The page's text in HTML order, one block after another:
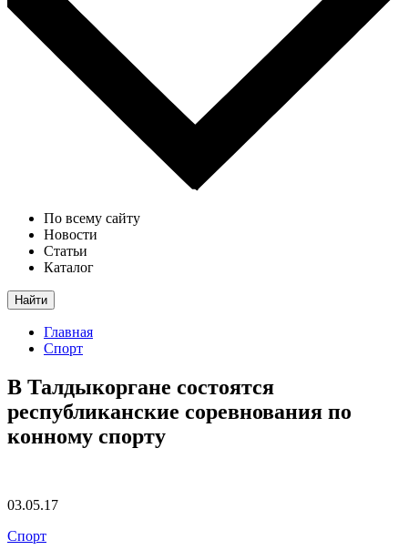
По всему сайту
Новости
Статьи
Каталог
Найти
Главная
Спорт
В Талдыкоргане состоятся
республиканские соревнования по
конному спорту
03.05.17
Спорт